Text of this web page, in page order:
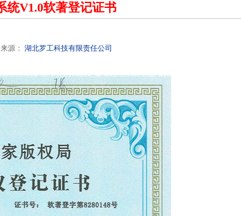
统V1.0软著登记证书
源： 湖北罗工科技有限责任公司